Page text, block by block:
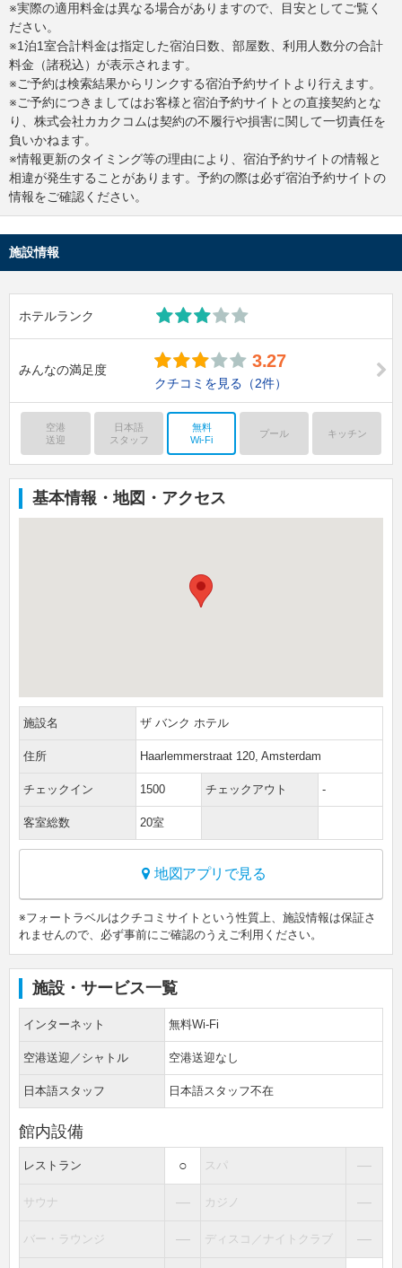
※実際の適用料金は異なる場合がありますので、目安としてご覧く
ださい。
※1泊1室合計料金は指定した宿泊日数、部屋数、利用人数分の合計
料金（諸税込）が表示されます。
※ご予約は検索結果からリンクする宿泊予約サイトより行えます。
※ご予約につきましてはお客様と宿泊予約サイトとの直接契約とな
り、株式会社カカクコムは契約の不履行や損害に関して一切責任を
負いかねます。
※情報更新のタイミング等の理由により、宿泊予約サイトの情報と
相違が発生することがあります。予約の際は必ず宿泊予約サイトの
情報をご確認ください。
施設情報
ホテルランク
みんなの満足度 3.27
クチコミを見る （2件）
空港
送迎
日本語
スタッフ
無料
Wi-Fi
プール キッチン
基本情報・地図・アクセス
施設名 ザ バンク ホテル
住所 Haarlemmerstraat 120, Amsterdam
チェックイン 1500 チェックアウト -
客室総数 20室
地図アプリで見る
※フォートラベルはクチコミサイトという性質上、施設情報は保証さ
れませんので、必ず事前にご確認のうえご利用ください。
施設・サービス一覧
インターネット 無料Wi-Fi
空港送迎／シャトル 空港送迎なし
日本語スタッフ 日本語スタッフ不在
館内設備
レストラン ○ スパ ―
サウナ ― カジノ ―
バー・ラウンジ ― ディスコ／ナイトクラブ ―